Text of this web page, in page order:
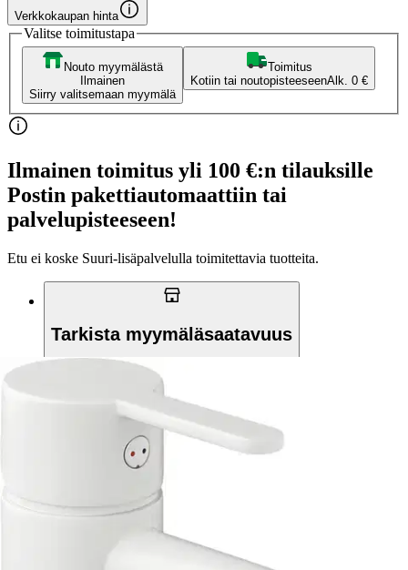
Verkkokaupan hinta
Valitse toimitustapa
Nouto myymälästä
Ilmainen
Siirry valitsemaan myymälä
Toimitus
Kotiin tai noutopisteeseenAlk. 0 €
Ilmainen toimitus yli 100 €:n tilauksille
Postin pakettiautomaattiin tai
palvelupisteeseen!
Etu ei koske Suuri‑lisäpalvelulla toimitettavia tuotteita.
Tarkista myymäläsaatavuus
Tuotekuvaus
Designiltaan tyylikkään skandinaavinen ja ajaton tuote sopii sekä
klassiseen että moderniin kotiin. Mattavalkoinen pinta saa muodon